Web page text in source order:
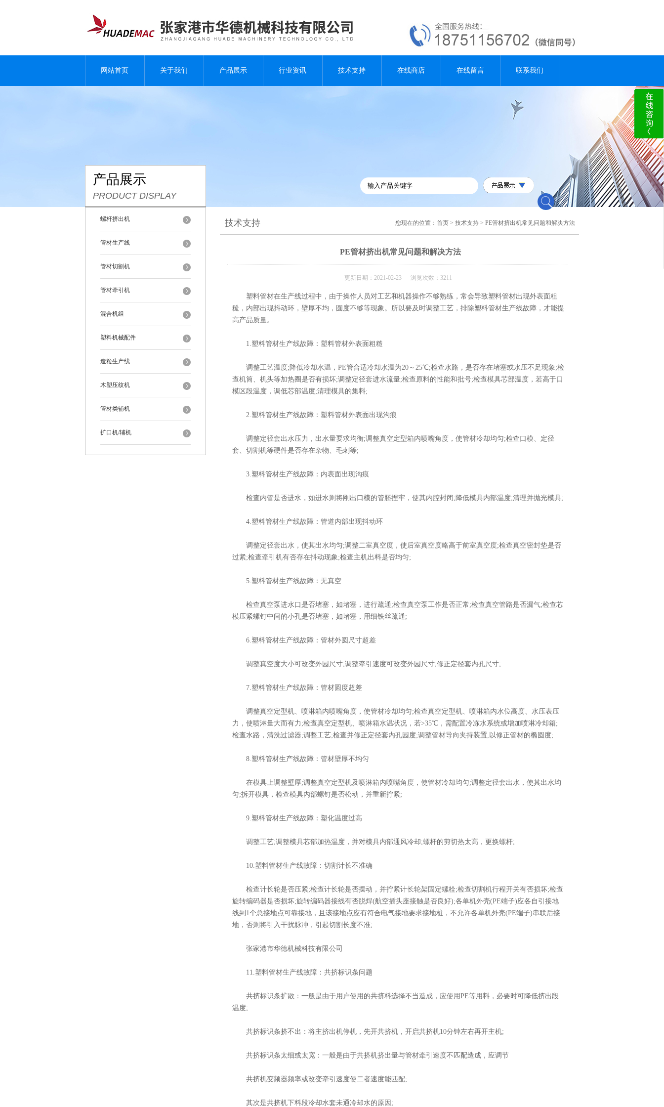
网站首页 关于我们 产品展示 行业资讯 技术支持 在线商店 在线留言 联系我们
产品展示
PRODUCT DISPLAY
螺杆挤出机
管材生产线
管材切割机
管材牵引机
混合机组
塑料机械配件
造粒生产线
木塑压纹机
管材类辅机
扩口机/辅机
技术支持 您现在的位置： 首页 > 技术支持 > PE管材挤出机常见问题和解决方法
PE管材挤出机常见问题和解决方法
更新日期：2021-02-23 浏览次数：3211
塑料管材在生产线过程中，由于操作人员对工艺和机器操作不够熟练，常会导致塑料管材出现外表面粗
糙，内部出现抖动环，壁厚不均，圆度不够等现象。所以要及时调整工艺，排除塑料管材生产线故障，才能提
高产品质量。
1.塑料管材生产线故障：塑料管材外表面粗糙
调整工艺温度;降低冷却水温，PE管合适冷却水温为20～25℃;检查水路，是否存在堵塞或水压不足现象;检
查机筒、机头等加热圈是否有损坏;调整定径套进水流量;检查原料的性能和批号;检查模具芯部温度，若高于口
模区段温度，调低芯部温度;清理模具的集料;
2.塑料管材生产线故障：塑料管材外表面出现沟痕
调整定径套出水压力，出水量要求均衡;调整真空定型箱内喷嘴角度，使管材冷却均匀;检查口模、定径
套、切割机等硬件是否存在杂物、毛刺等;
3.塑料管材生产线故障：内表面出现沟痕
检查内管是否进水，如进水则将刚出口模的管胚捏牢，使其内腔封闭;降低模具内部温度;清理并抛光模具;
4.塑料管材生产线故障：管道内部出现抖动环
调整定径套出水，使其出水均匀;调整二室真空度，使后室真空度略高于前室真空度;检查真空密封垫是否
过紧;检查牵引机有否存在抖动现象;检查主机出料是否均匀;
5.塑料管材生产线故障：无真空
检查真空泵进水口是否堵塞，如堵塞，进行疏通;检查真空泵工作是否正常;检查真空管路是否漏气;检查芯
模压紧螺钉中间的小孔是否堵塞，如堵塞，用细铁丝疏通;
6.塑料管材生产线故障：管材外圆尺寸超差
调整真空度大小可改变外园尺寸;调整牵引速度可改变外园尺寸;修正定径套内孔尺寸;
7.塑料管材生产线故障：管材圆度超差
调整真空定型机、喷淋箱内喷嘴角度，使管材冷却均匀;检查真空定型机、喷淋箱内水位高度、水压表压
力，使喷淋量大而有力;检查真空定型机、喷淋箱水温状况，若>35℃，需配置冷冻水系统或增加喷淋冷却箱;
检查水路，清洗过滤器;调整工艺;检查并修正定径套内孔园度;调整管材导向夹持装置,以修正管材的椭圆度;
8.塑料管材生产线故障：管材壁厚不均匀
在模具上调整壁厚;调整真空定型机及喷淋箱内喷嘴角度，使管材冷却均匀;调整定径套出水，使其出水均
匀;拆开模具，检查模具内部螺钉是否松动，并重新拧紧;
9.塑料管材生产线故障：塑化温度过高
调整工艺;调整模具芯部加热温度，并对模具内部通风冷却;螺杆的剪切热太高，更换螺杆;
10.塑料管材生产线故障：切割计长不准确
检查计长轮是否压紧;检查计长轮是否摆动，并拧紧计长轮架固定螺栓;检查切割机行程开关有否损坏;检查
旋转编码器是否损坏;旋转编码器接线有否脱焊(航空插头座接触是否良好);各单机外壳(PE端子)应各自引接地
线到1个总接地点可靠接地，且该接地点应有符合电气接地要求接地桩，不允许各单机外壳(PE端子)串联后接
地，否则将引入干扰脉冲，引起切割长度不准;
张家港市华德机械科技有限公司
11.塑料管材生产线故障：共挤标识条问题
共挤标识条扩散：一般是由于用户使用的共挤料选择不当造成，应使用PE等用料，必要时可降低挤出段
温度;
共挤标识条挤不出：将主挤出机停机，先开共挤机，开启共挤机10分钟左右再开主机;
共挤标识条太细或太宽：一般是由于共挤机挤出量与管材牵引速度不匹配造成，应调节
共挤机变频器频率或改变牵引速度使二者速度能匹配;
其次是共挤机下料段冷却水套未通冷却水的原因;